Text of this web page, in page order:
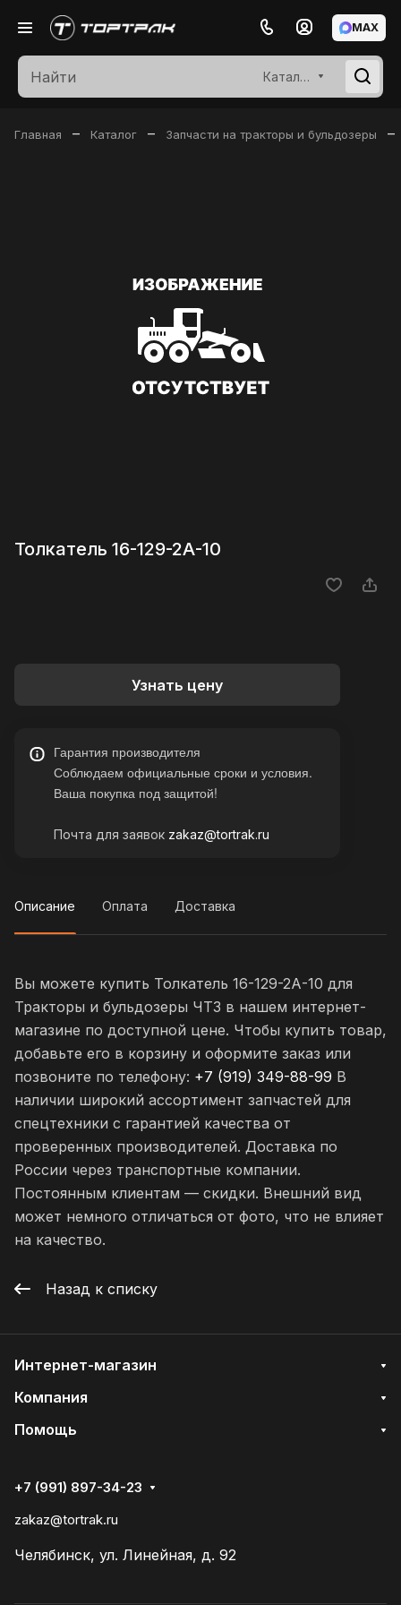
Каталог
MAX
Главная – Каталог – Запчасти на тракторы и бульдозеры –
Толкатель 16-129-2А-10
Узнать цену
Гарантия производителя
Соблюдаем официальные сроки и условия.
Ваша покупка под защитой!
Почта для заявок zakaz@tortrak.ru
Описание Оплата Доставка
Вы можете купить Толкатель 16-129-2А-10 для
Тракторы и бульдозеры ЧТЗ в нашем интернет-
магазине по доступной цене. Чтобы купить товар,
добавьте его в корзину и оформите заказ или
позвоните по телефону: +7 (919) 349-88-99 В
наличии широкий ассортимент запчастей для
спецтехники с гарантией качества от
проверенных производителей. Доставка по
России через транспортные компании.
Постоянным клиентам — скидки. Внешний вид
может немного отличаться от фото, что не влияет
на качество.
Назад к списку
Интернет-магазин
Компания
Помощь
+7 (991) 897-34-23
zakaz@tortrak.ru
Челябинск, ул. Линейная, д. 92